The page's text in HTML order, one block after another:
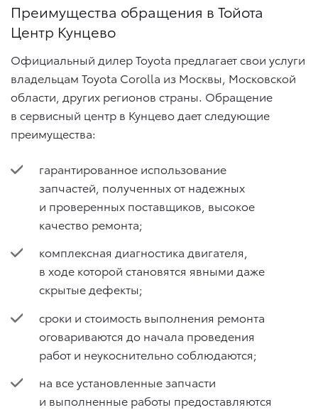
Преимущества обращения в Тойота
Центр Кунцево
Официальный дилер Toyota предлагает свои услуги
владельцам Toyota Corolla из Москвы, Московской
области, других регионов страны. Обращение
в сервисный центр в Кунцево дает следующие
преимущества:
гарантированное использование
запчастей, полученных от надежных
и проверенных поставщиков, высокое
качество ремонта;
комплексная диагностика двигателя,
в ходе которой становятся явными даже
скрытые дефекты;
сроки и стоимость выполнения ремонта
оговариваются до начала проведения
работ и неукоснительно соблюдаются;
на все установленные запчасти
и выполненные работы предоставляются